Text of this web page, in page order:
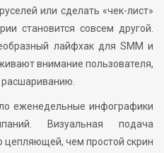
или сделать «чек-лист»
становится совсем другой.
лайфхак для SMM и
внимание пользователя,
расшариванию.
еженедельные инфографики
Визуальная подача
цепляющей, чем простой скрин